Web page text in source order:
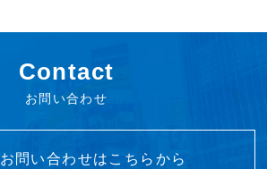
Contact
お問い合わせ
お問い合わせはこちらから